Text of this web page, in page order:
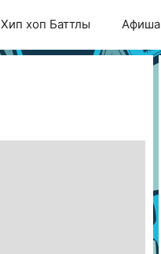
Хип хоп Баттлы Афиша